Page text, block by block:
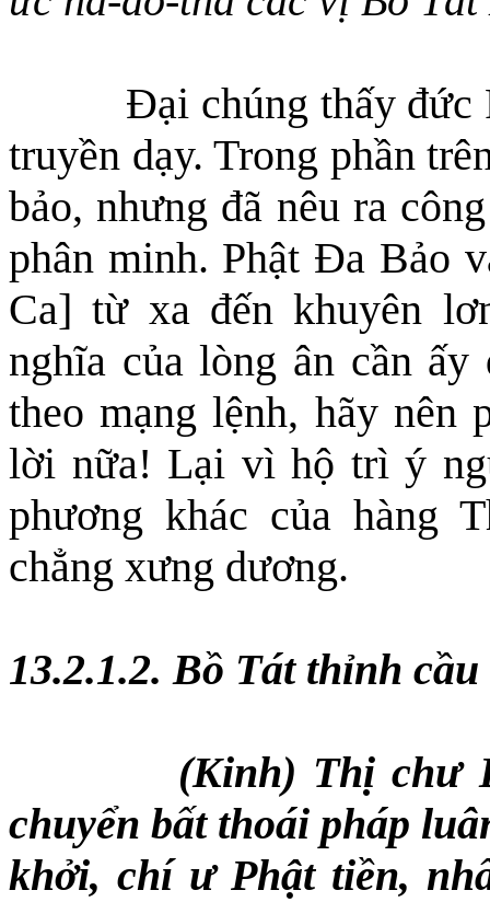
Đại chúng thấy đức
truyền dạy. Trong phần
bảo, nhưng đã nêu ra
phân minh. Phật Đa Bảo
Ca] từ xa đến khuyên
nghĩa của lòng ân cần ấy
theo mạng lệnh, hãy nên
lời nữa! Lại vì hộ trì ý
phương khác của hàng
chẳng xưng dương.
13.2.1.2. Bồ Tát thỉnh
(Kinh) Thị chư
chuyển bất thoái pháp
khởi, chí ư Phật tiền,